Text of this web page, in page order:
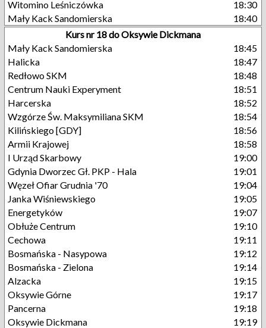
Witomino Leśniczówka
18:30
Mały Kack Sandomierska
18:40
Kurs nr 18 do Oksywie Dickmana
Mały Kack Sandomierska
18:45
Halicka
18:47
Redłowo SKM
18:48
Centrum Nauki Experyment
18:51
Harcerska
18:52
Wzgórze Św. Maksymiliana SKM
18:54
Kilińskiego [GDY]
18:56
Armii Krajowej
18:58
I Urząd Skarbowy
19:00
Gdynia Dworzec Gł. PKP - Hala
19:01
Węzeł Ofiar Grudnia '70
19:04
Janka Wiśniewskiego
19:05
Energetyków
19:07
Obłuże Centrum
19:10
Cechowa
19:11
Bosmańska - Nasypowa
19:12
Bosmańska - Zielona
19:14
Alzacka
19:15
Oksywie Górne
19:17
Pancerna
19:18
Oksywie Dickmana
19:19